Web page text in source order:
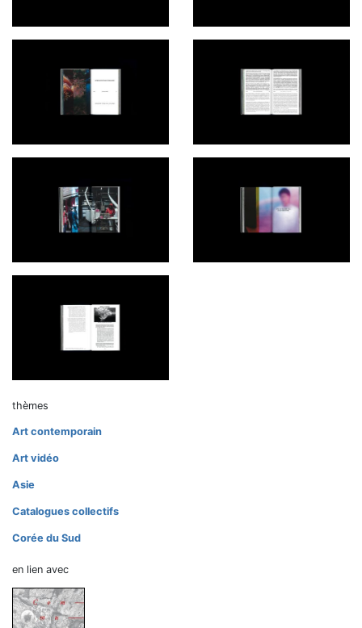
thèmes
Art contemporain
Art vidéo
Asie
Catalogues collectifs
Corée du Sud
en lien avec